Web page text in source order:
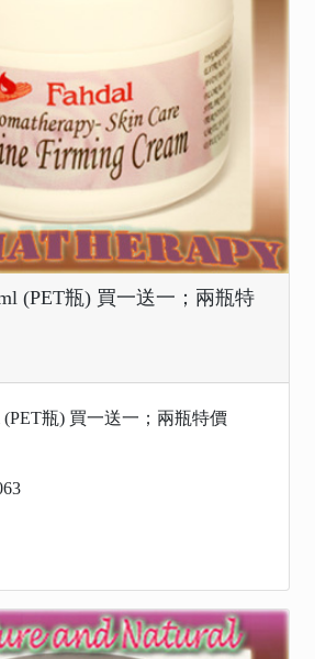
(PET瓶) 買一送一；兩瓶特
(PET瓶) 買一送一；兩瓶特價